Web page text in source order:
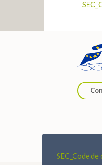
SEC_Code